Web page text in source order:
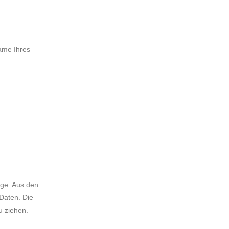
Ihres
Aus den
Die
ziehen.